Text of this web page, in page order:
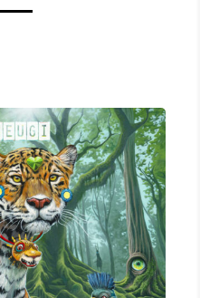
SMILE 2